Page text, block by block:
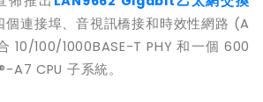
個連接埠、音視訊橋接和時效性網路 (A
10/100/1000BASE-T PHY和一個 600
A7 CPU 子系統。